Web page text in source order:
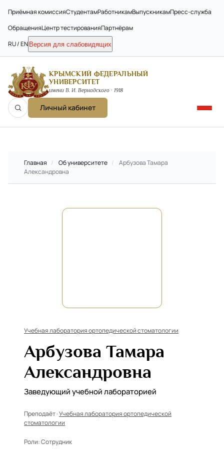
Приёмная комиссияСтудентамРаботникамВыпускникамПресс-служба
ОбращенияЦентр тестированияПартнёрам
RU / EN Версия для слабовидящих
КРЫМСКИЙ ФЕДЕРАЛЬНЫЙ
УНИВЕРСИТЕТ
имени В. И. Вернадского · 1918
Личный кабинет
Главная / Об университете /
Арбузова Тамара
Александровна
Учебная лаборатория ортопедической стоматологии
Арбузова Тамара
Александровна
Заведующий учебной лабораторией
Преподаёт ·Учебная лаборатория ортопедической
стоматологии
Роли:Сотрудник